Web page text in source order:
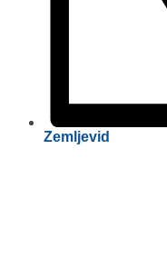
Zemljevid